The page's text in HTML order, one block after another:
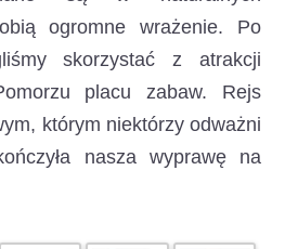
ogromne wrażenie. Po
skorzystać z atrakcji
placu zabaw. Rejs
którym niektórzy odważni
nasza wyprawę na